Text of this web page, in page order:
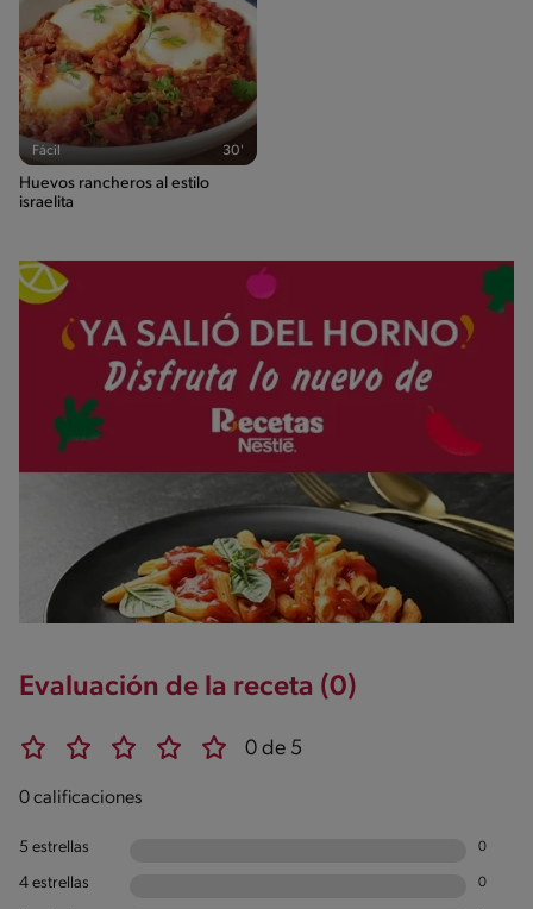
Fácil 30'
Huevos rancheros al estilo
israelita
Evaluación de la receta (0)
0 de 5
0 calificaciones
5 estrellas 0
4 estrellas 0